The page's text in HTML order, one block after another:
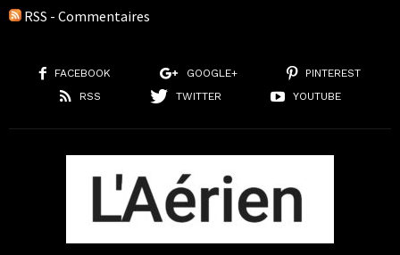
RSS - Commentaires
FACEBOOK GOOGLE+
PINTEREST
RSS
TWITTER YOUTUBE